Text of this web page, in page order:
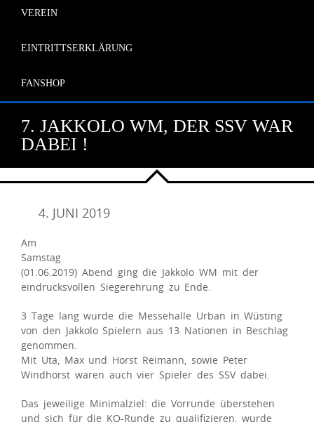
VEREIN
EINTRITTSERKLÄRUNG
FANSHOP
7. JAKKOLO WM, DER SSV WAR
DABEI !
4. JUNI 2019
Am
Samstag
(01.06.2019) Abend ging die Jakkolo WM mit der
eindrucksvollen Siegerehrung zu Ende.
3 Tage lang wurde die Messehalle Urban in Wüsting
von den Jakkolo Spielern aus 13 Nationen in Beschlag
genommen.
Mit Uta, Max und Horst Reimann, sowie Peter
Windhorst waren auch vier Spieler des SSV dabei.
Das jeweilige Minimalziel: die Vorrunde überstehen
und sich für die KO-Runde zu qualifizieren, wurde